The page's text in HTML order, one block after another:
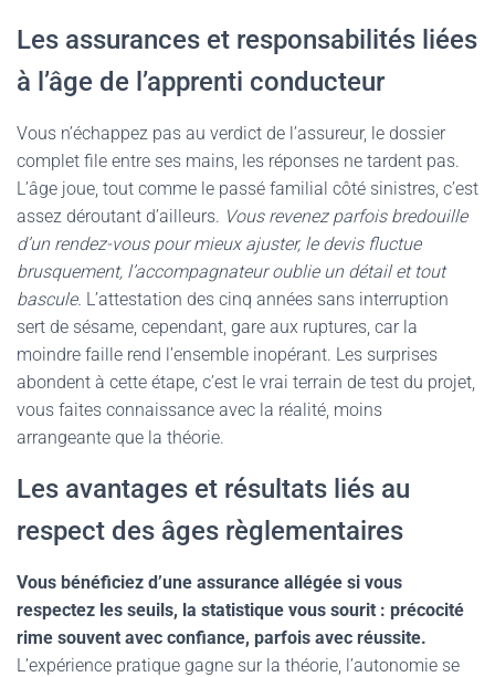
Les assurances et responsabilités liées
à l’âge de l’apprenti conducteur
Vous n’échappez pas au verdict de l’assureur, le dossier
complet file entre ses mains, les réponses ne tardent pas.
L’âge joue, tout comme le passé familial côté sinistres, c’est
assez déroutant d’ailleurs. Vous revenez parfois bredouille
d’un rendez-vous pour mieux ajuster, le devis fluctue
brusquement, l’accompagnateur oublie un détail et tout
bascule. L’attestation des cinq années sans interruption
sert de sésame, cependant, gare aux ruptures, car la
moindre faille rend l’ensemble inopérant. Les surprises
abondent à cette étape, c’est le vrai terrain de test du projet,
vous faites connaissance avec la réalité, moins
arrangeante que la théorie.
Les avantages et résultats liés au
respect des âges règlementaires
Vous bénéficiez d’une assurance allégée si vous
respectez les seuils, la statistique vous sourit : précocité
rime souvent avec confiance, parfois avec réussite.
L’expérience pratique gagne sur la théorie, l’autonomie se